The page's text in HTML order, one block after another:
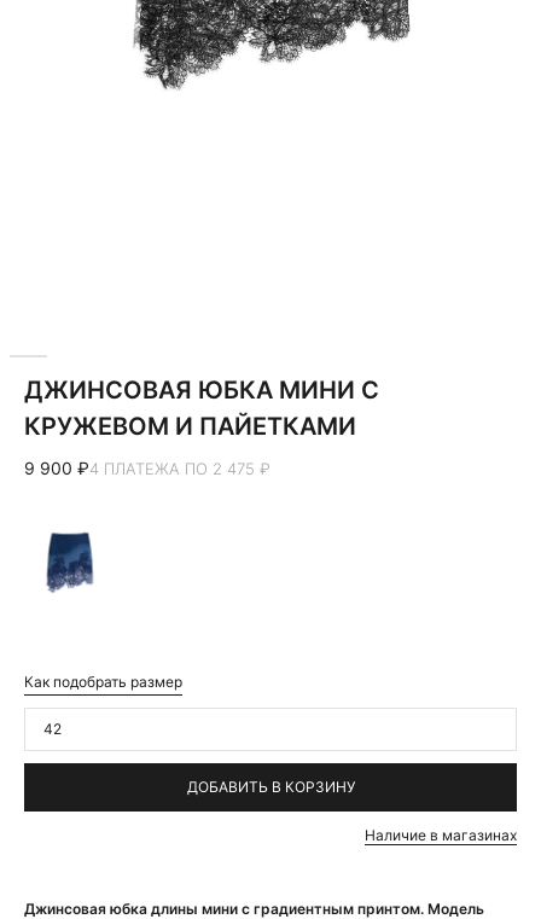
Джинсовая юбка длины мини с градиентным принтом. Модель
ДЖИНСОВАЯ ЮБКА МИНИ С
КРУЖЕВОМ И ПАЙЕТКАМИ
9 900 ₽4 ПЛАТЕЖА ПО 2 475 ₽
Как подобрать размер
42
ДОБАВИТЬ В КОРЗИНУ
Наличие в магазинах